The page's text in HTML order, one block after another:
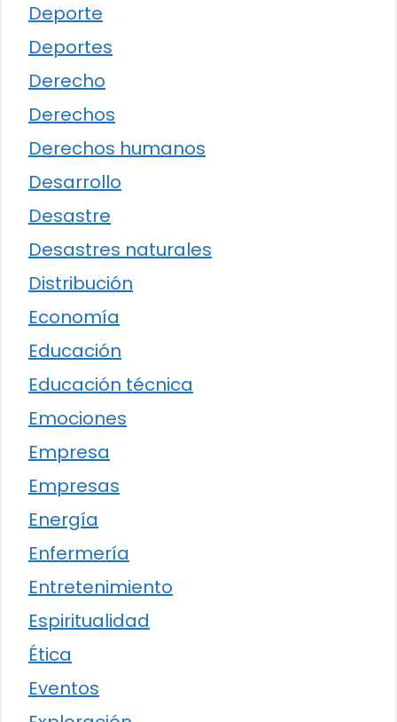
Deporte
Deportes
Derecho
Derechos
Derechos humanos
Desarrollo
Desastre
Desastres naturales
Distribución
Economía
Educación
Educación técnica
Emociones
Empresa
Empresas
Energía
Enfermería
Entretenimiento
Espiritualidad
Ética
Eventos